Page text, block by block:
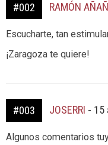
#002 RAMÓN
Escucharte, tan
¡Zaragoza te quiere!
#003 JOSERRI - 15
Algunos comentarios